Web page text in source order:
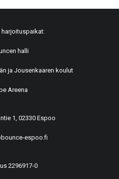
harjoituspaikat:
halli
ja Jousenkaaren koulut
Areena
1, 02330 Espoo
espoo.fi
2296917-0